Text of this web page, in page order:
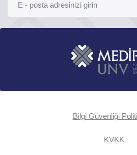
Bilgi Güvenliği
KVKK